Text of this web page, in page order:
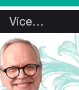
Více…